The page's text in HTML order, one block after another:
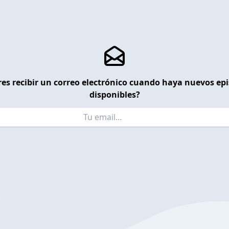
recibir un correo electrónico cuando haya nuevos
disponibles?